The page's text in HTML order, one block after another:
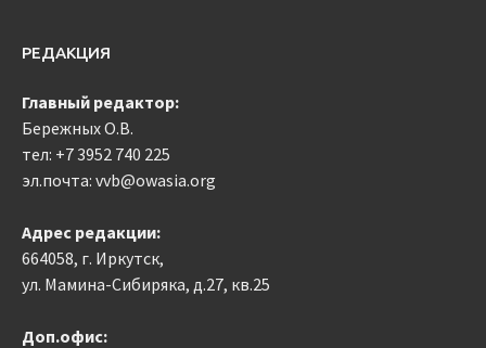
РЕДАКЦИЯ
Главный редактор:
Бережных О.В.
тел: +7 3952 740 225
эл.почта: vvb@owasia.org
Адрес редакции:
664058, г. Иркутск,
ул. Мамина-Сибиряка, д.27, кв.25
Доп.офис: